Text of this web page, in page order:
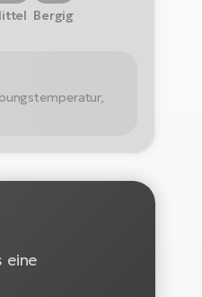
Bergig
eine